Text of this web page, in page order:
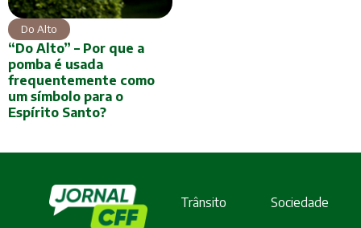
Do Alto
“Do Alto” – Por que a
pomba é usada
frequentemente como
um símbolo para o
Espírito Santo?
Trânsito Sociedade